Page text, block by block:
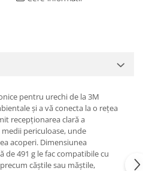
pentru urechi de la 3M
și a vă conecta la o rețea
recepționarea clară a
periculoase, unde
acoperi. Dimensiunea
de 491 g le fac compatibile cu
căștile sau măștile,